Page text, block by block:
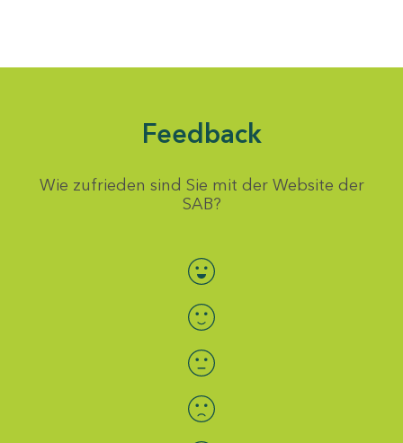
Feedback
Wie zufrieden sind Sie mit der Website der
SAB?
Bewertung auswählen